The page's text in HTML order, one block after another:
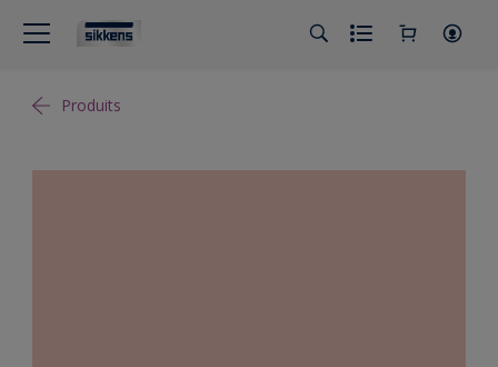
Produits